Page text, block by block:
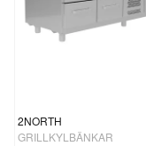
Dessa enheter är
tillagningsmetod,
förvaring för alla
2NORTH
GRILLKYLBÄNKAR